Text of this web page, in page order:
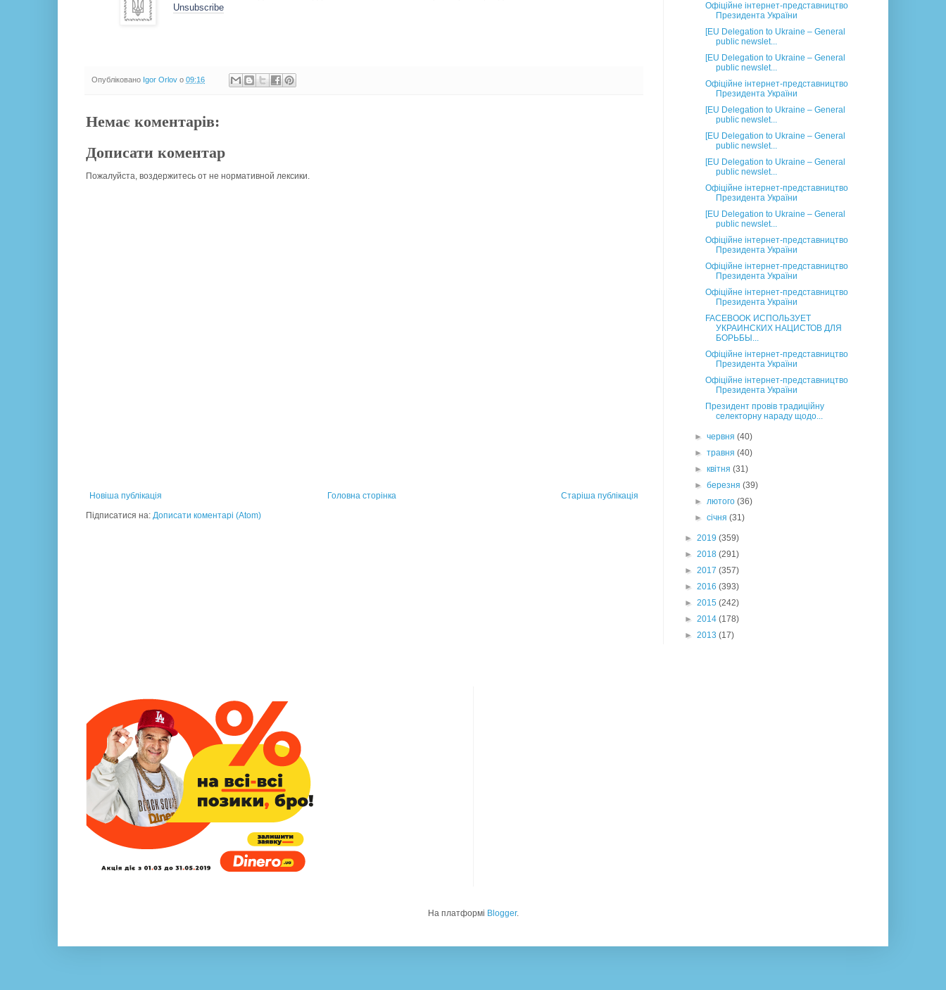
Unsubscribe
Опубліковано Igor Orlov о 09:16
Немає коментарів:
Дописати коментар
Пожалуйста, воздержитесь от не нормативной лексики.
Новіша публікація Старіша публікація
Головна сторінка
Підписатися на: Дописати коментарі (Atom)
Офіційне інтернет-представництво
Президента України
[EU Delegation to Ukraine – General
public newslet...
[EU Delegation to Ukraine – General
public newslet...
Офіційне інтернет-представництво
Президента України
[EU Delegation to Ukraine – General
public newslet...
[EU Delegation to Ukraine – General
public newslet...
[EU Delegation to Ukraine – General
public newslet...
Офіційне інтернет-представництво
Президента України
[EU Delegation to Ukraine – General
public newslet...
Офіційне інтернет-представництво
Президента України
Офіційне інтернет-представництво
Президента України
Офіційне інтернет-представництво
Президента України
FACEBOOK ИСПОЛЬЗУЕТ
УКРАИНСКИХ НАЦИСТОВ ДЛЯ
БОРЬБЫ...
Офіційне інтернет-представництво
Президента України
Офіційне інтернет-представництво
Президента України
Президент провів традиційну
селекторну нараду щодо...
►червня(40)
►травня(40)
►квітня(31)
►березня(39)
►лютого(36)
►січня(31)
► 2019 (359)
► 2018 (291)
► 2017 (357)
► 2016 (393)
► 2015 (242)
► 2014 (178)
► 2013 (17)
На платформі Blogger.